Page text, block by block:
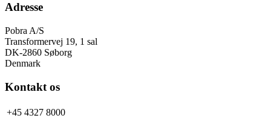
Adresse
Pobra A/S
Transformervej 19, 1 sal
DK-2860 Søborg
Denmark
Kontakt os
+45 4327 8000